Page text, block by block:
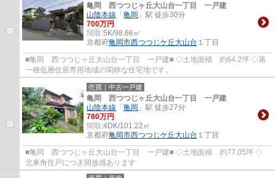
亀岡 西つつじヶ丘大山台一丁目 一戸建
山陰本線 「亀岡 」駅 徒歩30分
700万円
間取:5K/98.66㎡
京都府亀岡市西つつじケ丘大山台 １丁目
■亀岡 西つつじヶ丘大山台一丁目 一戸建■ ◇土地面積 約64.2坪 ◇第
一種低層住居専用地域の閑静な住宅地です。
売買｜中古一戸建
亀岡 西つつじヶ丘大山台一丁目 一戸建
山陰本線 「亀岡 」駅 徒歩27分
780万円
間取:4DK/101.22㎡
京都府亀岡市西つつじケ丘大山台 １丁目
■亀岡 西つつじヶ丘大山台一丁目 一戸建■ ◇土地面積 約77.05坪 ◇
北東角住戸につき開放感あります